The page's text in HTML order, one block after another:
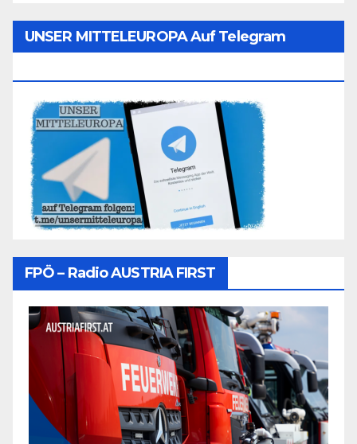
UNSER MITTELEUROPA Auf Telegram
FPÖ – Radio AUSTRIA FIRST